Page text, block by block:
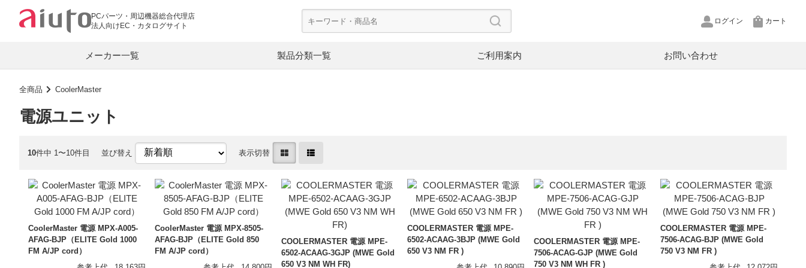
PCパーツ・周辺機器総合代理店
法人向けEC・カタログサイト
ログイン カート
メーカー一覧
PC関連
AMD
BIOSTAR
COUGAR SPARKLE Asustor NZXT
G.Skill Team V-color InWin
Lian Li LR-LINK
aiuto
製品分類一覧
グラフィックカード
CPUクーラー
キーボード・マウス LANカード NAS ネットワークカメラ
オーディオプレーヤー イヤホン ヘッドホン
ワイヤレスイヤホン モバイル DAC イヤーピース イヤープラグ
ご利用案内 お問い合わせ
全商品 CoolerMaster
電源ユニット
10件中 1〜10件目 並び替え 表示切替
CoolerMaster 電源 MPX-A005-
AFAG-BJP（ELITE Gold 1000
FM A/JP cord）
CoolerMaster 電源 MPX-8505-
AFAG-BJP（ELITE Gold 850
FM A/JP cord）
COOLERMASTER 電源 MPE-
6502-ACAAG-3GJP (MWE Gold
650 V3 NM WH FR)
COOLERMASTER 電源 MPE-
6502-ACAAG-3BJP (MWE Gold
650 V3 NM FR )
COOLERMASTER 電源 MPE-
7506-ACAG-GJP (MWE Gold
750 V3 NM WH FR )
COOLERMASTER 電源 MPE-
7506-ACAG-BJP (MWE Gold
750 V3 NM FR )